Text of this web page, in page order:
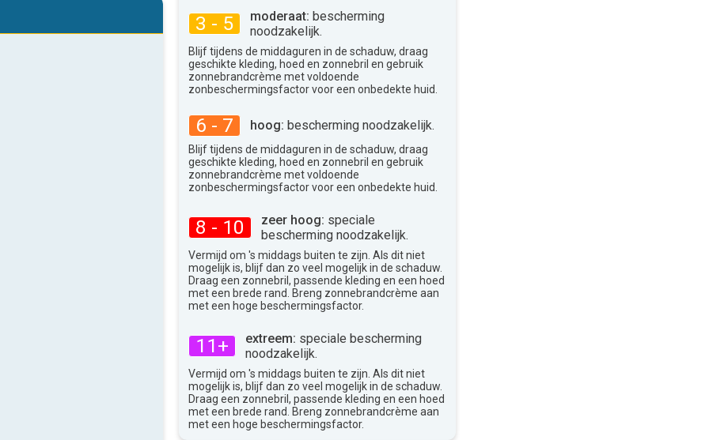
3 - 5 moderaat: bescherming
noodzakelijk.
Blijf tijdens de middaguren in de schaduw, draag
geschikte kleding, hoed en zonnebril en gebruik
zonnebrandcrème met voldoende
zonbeschermingsfactor voor een onbedekte huid.
6 - 7 hoog: bescherming noodzakelijk.
Blijf tijdens de middaguren in de schaduw, draag
geschikte kleding, hoed en zonnebril en gebruik
zonnebrandcrème met voldoende
zonbeschermingsfactor voor een onbedekte huid.
8 - 10 zeer hoog: speciale
bescherming noodzakelijk.
Vermijd om 's middags buiten te zijn. Als dit niet
mogelijk is, blijf dan zo veel mogelijk in de schaduw.
Draag een zonnebril, passende kleding en een hoed
met een brede rand. Breng zonnebrandcrème aan
met een hoge beschermingsfactor.
11+ extreem: speciale bescherming
noodzakelijk.
Vermijd om 's middags buiten te zijn. Als dit niet
mogelijk is, blijf dan zo veel mogelijk in de schaduw.
Draag een zonnebril, passende kleding en een hoed
met een brede rand. Breng zonnebrandcrème aan
met een hoge beschermingsfactor.